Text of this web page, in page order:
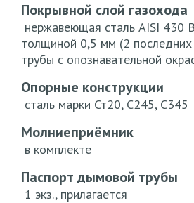
Покрывной слой газохода
нержавеющая сталь AISI 430
толщиной 0,5 мм (2
трубы с опознавательной
Опорные конструкции
сталь марки Ст20, С245, С345
Молниеприёмник
в комплекте
Паспорт дымовой трубы
1 экз., прилагается